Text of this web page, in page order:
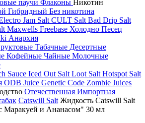
паучи Флаконы Никотин
Гибридный Без никотина
Jam Salt CULT Salt Bad Drip Salt
Maxwells Freebase Холодно Песец
Анархия
Табачные Десертные
Кофейные Чайные Молочные
Sauce Iced Out Salt Loot Salt Hotspot Salt
ODB Juice Genetic Code Zombie Juices
Отечественная Импортная
Catswill Salt Жидкость Catswill Salt
Маракуей и Ананасом" 30 мл